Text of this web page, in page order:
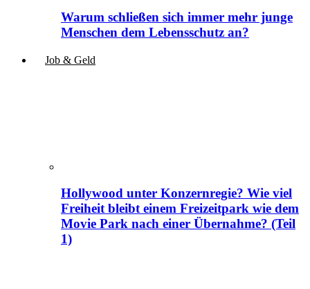
Warum schließen sich immer mehr junge
Menschen dem Lebensschutz an?
Job & Geld
Hollywood unter Konzernregie? Wie viel
Freiheit bleibt einem Freizeitpark wie dem
Movie Park nach einer Übernahme? (Teil
1)